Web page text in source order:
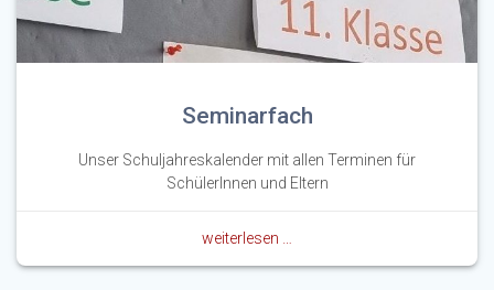
Seminarfach
Unser Schuljahreskalender mit allen Terminen für
SchülerInnen und Eltern
weiterlesen …